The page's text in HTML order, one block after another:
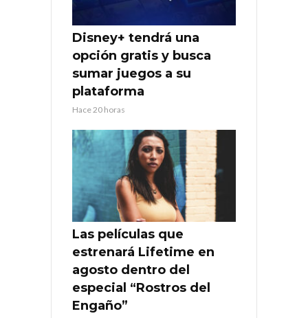
Disney+ tendrá una
opción gratis y busca
sumar juegos a su
plataforma
Hace 20 horas
Las películas que
estrenará Lifetime en
agosto dentro del
especial “Rostros del
Engaño”